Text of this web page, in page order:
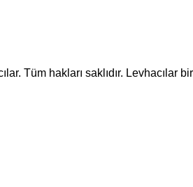
Tüm hakları saklıdır. Levhacılar bir